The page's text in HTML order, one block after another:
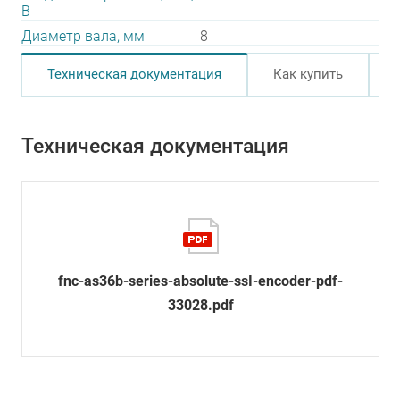
В
Диаметр вала, мм 8
Техническая документация Как купить
Техническая документация
fnc-as36b-series-absolute-ssI-encoder-pdf-
33028.pdf